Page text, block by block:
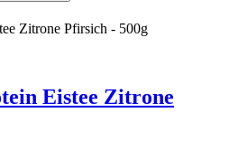
Eistee Zitrone